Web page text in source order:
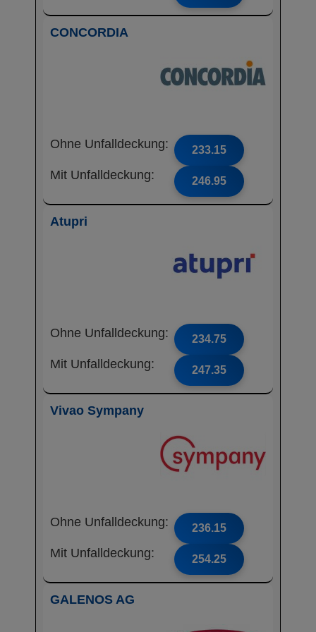
CONCORDIA
Ohne Unfalldeckung: 233.15
Mit Unfalldeckung: 246.95
Atupri
Ohne Unfalldeckung: 234.75
Mit Unfalldeckung: 247.35
Vivao Sympany
Ohne Unfalldeckung: 236.15
Mit Unfalldeckung: 254.25
GALENOS AG